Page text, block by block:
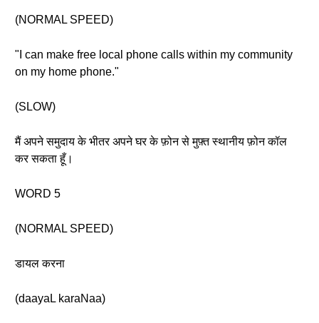
(NORMAL SPEED)
"I can make free local phone calls within my community
on my home phone."
(SLOW)
मैं अपने समुदाय के भीतर अपने घर के फ़ोन से मुफ़्त स्थानीय फ़ोन कॉल
कर सकता हूँ।
WORD 5
(NORMAL SPEED)
डायल करना
(daayaL karaNaa)